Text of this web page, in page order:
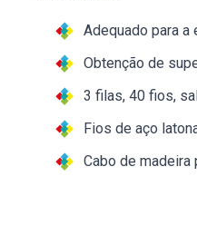
Adequado para
Obtenção de
3 filas, 40 fios,
Fios de aço
Cabo de madeira